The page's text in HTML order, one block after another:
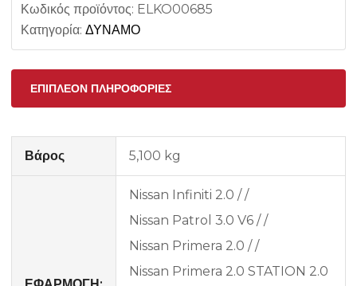
Κωδικός προϊόντος: ELKO00685
Κατηγορία: ΔΥΝΑΜΟ
ΕΠΙΠΛΈΟΝ ΠΛΗΡΟΦΟΡΊΕΣ
Βάρος 5,100 kg
Nissan Infiniti 2.0 / /
Nissan Patrol 3.0 V6 / /
Nissan Primera 2.0 / /
Nissan Primera 2.0 STATION 2.0